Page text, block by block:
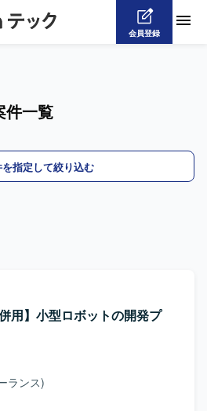
会員登録
一覧
指定して絞り込む
用】小型ロボットの開発プ
ランス)